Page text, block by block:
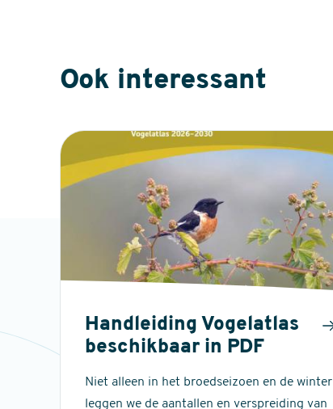
Ook interessant
Handleiding Vogelatlas
beschikbaar in PDF
Niet alleen in het broedseizoen en de winter
leggen we de aantallen en verspreiding van